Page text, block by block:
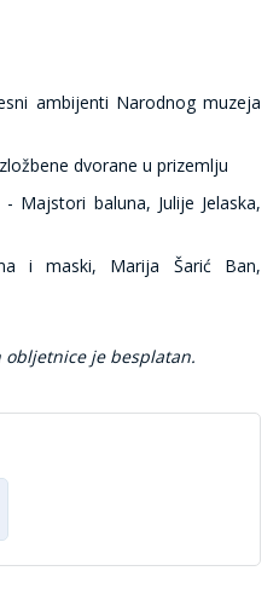
ambijenti Narodnog muzeja
dvorane u prizemlju
- Majstori baluna, Julije Jelaska,
i maski, Marija Šarić Ban,
obljetnice je besplatan.